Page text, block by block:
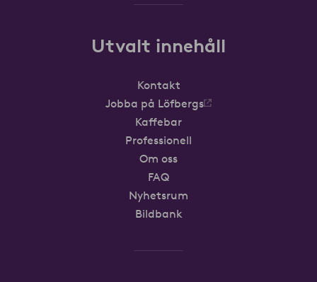
Utvalt innehåll
Kontakt
Jobba på Löfbergs
Kaffebar
Professionell
Om oss
FAQ
Nyhetsrum
Bildbank